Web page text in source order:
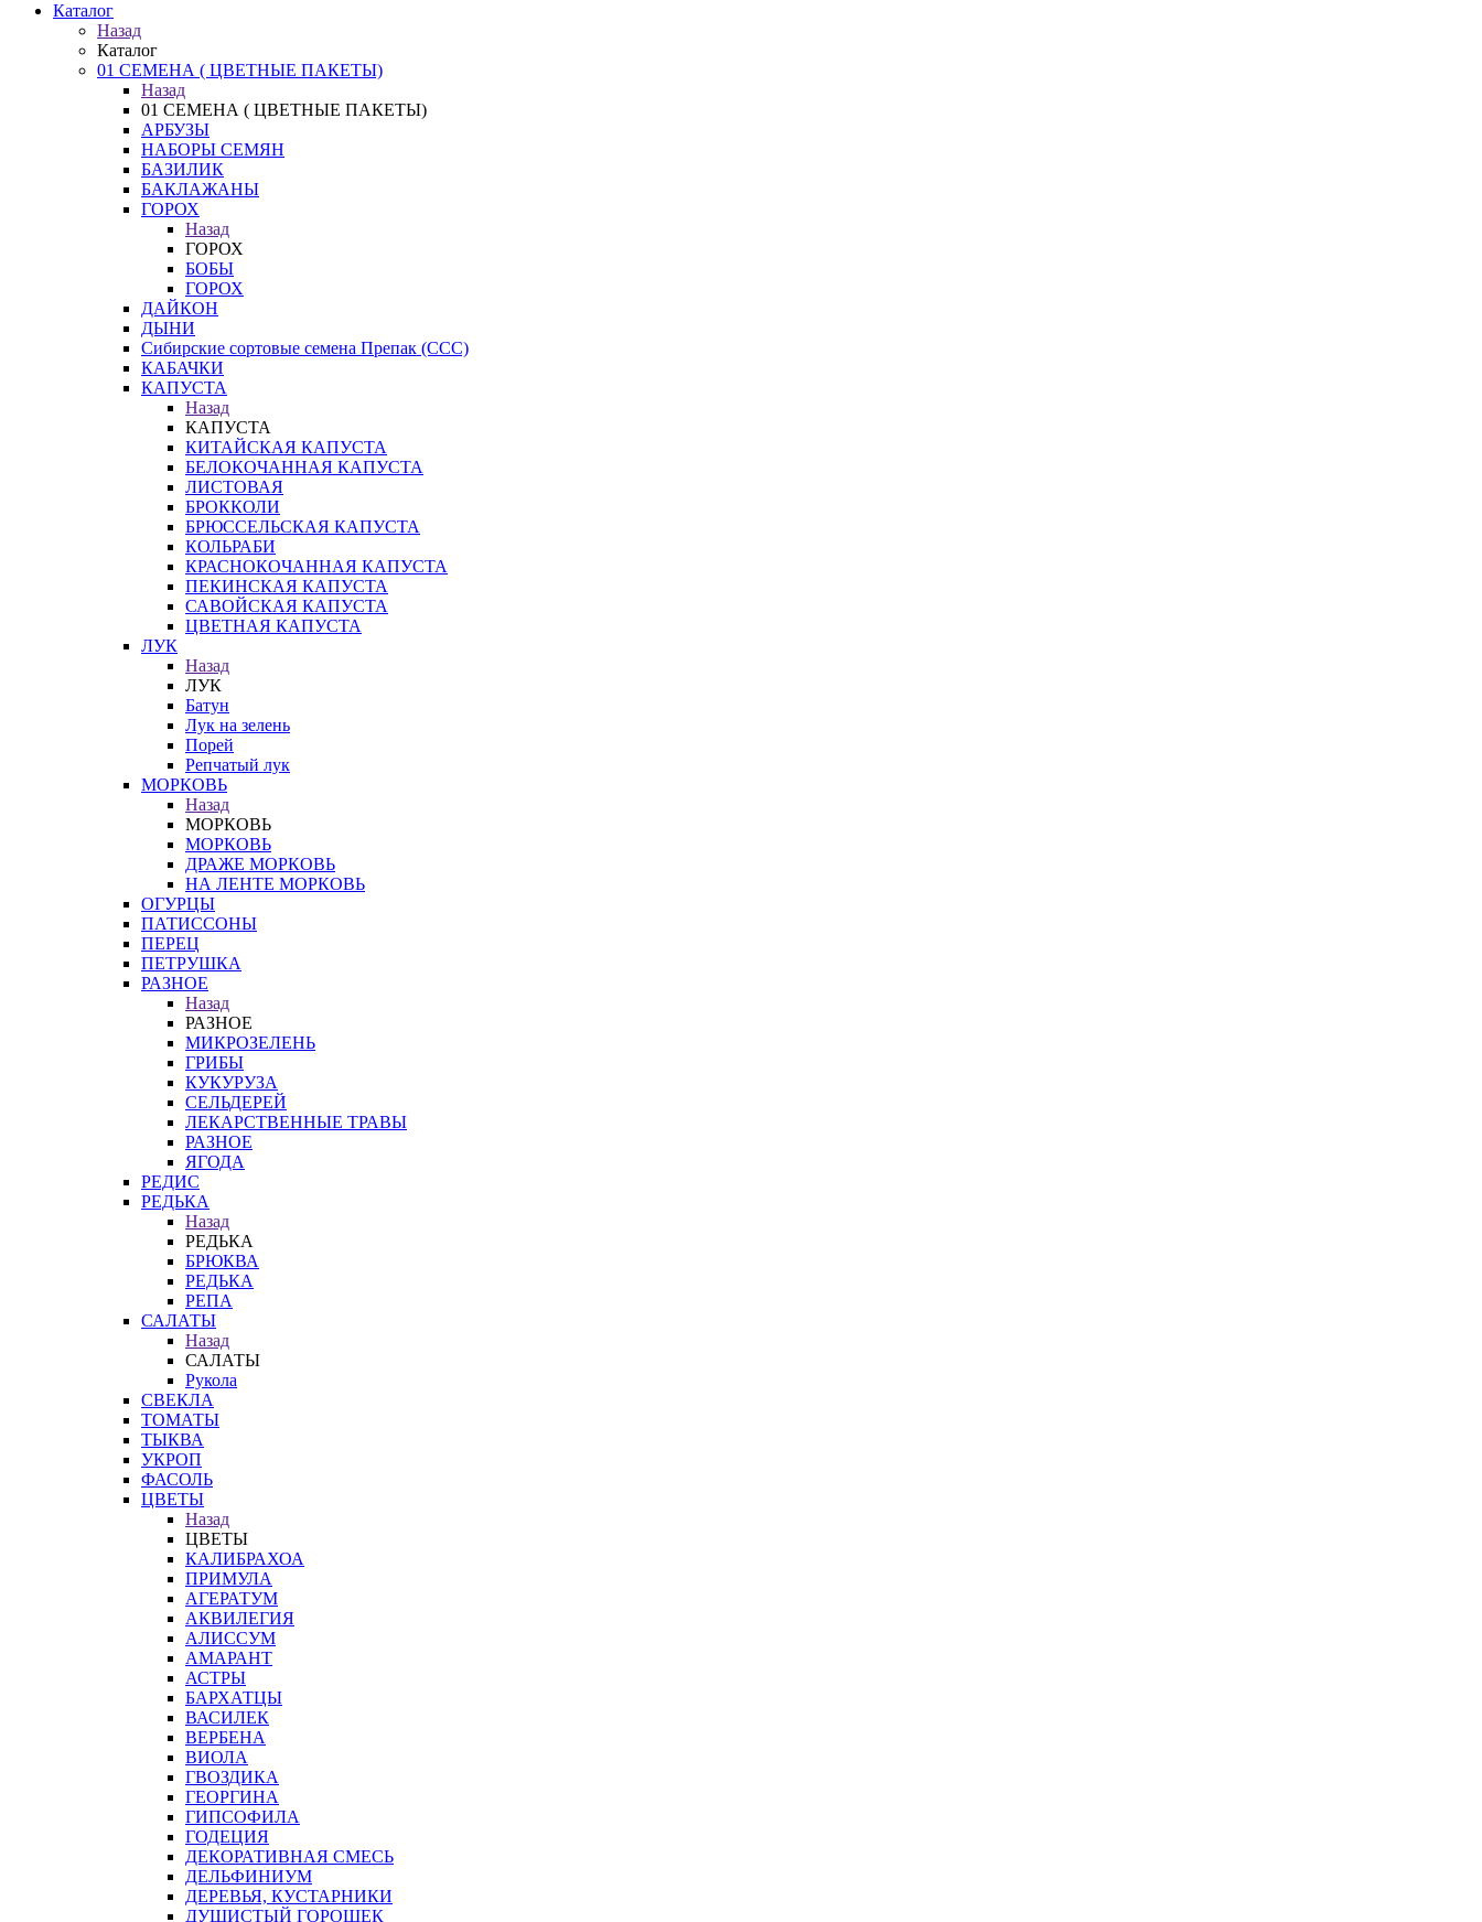
Каталог
Назад
Каталог
01 СЕМЕНА ( ЦВЕТНЫЕ ПАКЕТЫ)
Назад
01 СЕМЕНА ( ЦВЕТНЫЕ ПАКЕТЫ)
АРБУЗЫ
НАБОРЫ СЕМЯН
БАЗИЛИК
БАКЛАЖАНЫ
ГОРОХ
Назад
ГОРОХ
БОБЫ
ГОРОХ
ДАЙКОН
ДЫНИ
Сибирские сортовые семена Препак (ССС)
КАБАЧКИ
КАПУСТА
Назад
КАПУСТА
КИТАЙСКАЯ КАПУСТА
БЕЛОКОЧАННАЯ КАПУСТА
ЛИСТОВАЯ
БРОККОЛИ
БРЮССЕЛЬСКАЯ КАПУСТА
КОЛЬРАБИ
КРАСНОКОЧАННАЯ КАПУСТА
ПЕКИНСКАЯ КАПУСТА
САВОЙСКАЯ КАПУСТА
ЦВЕТНАЯ КАПУСТА
ЛУК
Назад
ЛУК
Батун
Лук на зелень
Порей
Репчатый лук
МОРКОВЬ
Назад
МОРКОВЬ
МОРКОВЬ
ДРАЖЕ МОРКОВЬ
НА ЛЕНТЕ МОРКОВЬ
ОГУРЦЫ
ПАТИССОНЫ
ПЕРЕЦ
ПЕТРУШКА
РАЗНОЕ
Назад
РАЗНОЕ
МИКРОЗЕЛЕНЬ
ГРИБЫ
КУКУРУЗА
СЕЛЬДЕРЕЙ
ЛЕКАРСТВЕННЫЕ ТРАВЫ
РАЗНОЕ
ЯГОДА
РЕДИС
РЕДЬКА
Назад
РЕДЬКА
БРЮКВА
РЕДЬКА
РЕПА
САЛАТЫ
Назад
САЛАТЫ
Рукола
СВЕКЛА
ТОМАТЫ
ТЫКВА
УКРОП
ФАСОЛЬ
ЦВЕТЫ
Назад
ЦВЕТЫ
КАЛИБРАХОА
ПРИМУЛА
АГЕРАТУМ
АКВИЛЕГИЯ
АЛИССУМ
АМАРАНТ
АСТРЫ
БАРХАТЦЫ
ВАСИЛЕК
ВЕРБЕНА
ВИОЛА
ГВОЗДИКА
ГЕОРГИНА
ГИПСОФИЛА
ГОДЕЦИЯ
ДЕКОРАТИВНАЯ СМЕСЬ
ДЕЛЬФИНИУМ
ДЕРЕВЬЯ, КУСТАРНИКИ
ДУШИСТЫЙ ГОРОШЕК